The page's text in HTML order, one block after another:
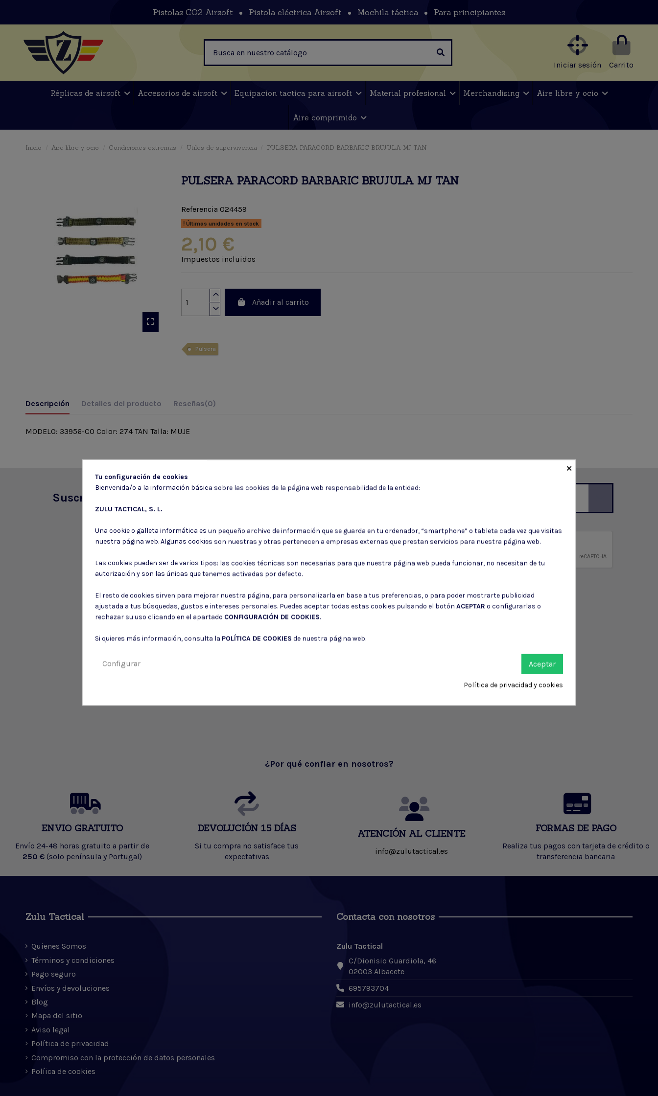
Pistolas CO2 Airsoft Pistola eléctrica Airsoft Mochila táctica Para principiantes
Iniciar sesión Carrito
Réplicas de airsoft Accesorios de airsoft Equipacion tactica para airsoft Material profesional Merchandising Aire libre y ocio
Aire comprimido
Inicio Aire libre y ocio Condiciones extremas Utiles de supervivencia PULSERA PARACORD BARBARIC BRUJULA MJ TAN
PULSERA PARACORD BARBARIC BRUJULA MJ TAN
Referencia 024459
Últimas unidades en stock
2,10 €
Impuestos incluidos
Añadir al carrito
Pulsera
Descripción Detalles del producto Reseñas(0)
MODELO: 33956-CO Color: 274 TAN Talla: MUJE
Suscríbete a nuestro boletín
Consiento el uso de mis datos para los fines indicados en laPolítica de privacidad
¿Por qué confiar en nosotros?
ENVIO GRATUITO
Envío 24-48 horas gratuito a partir de
250 € (solo península y Portugal)
DEVOLUCIÓN 15 DÍAS
Si tu compra no satisface tus
expectativas
ATENCIÓN AL CLIENTE
info@zulutactical.es
FORMAS DE PAGO
Realiza tus pagos con tarjeta de crédito o
transferencia bancaria
Zulu Tactical
Quienes Somos
Términos y condiciones
Pago seguro
Envíos y devoluciones
Blog
Mapa del sitio
Aviso legal
Política de privacidad
Compromiso con la protección de datos personales
Políica de cookies
Contacta con nosotros
Zulu Tactical
C/Dionisio Guardiola, 46
02003 Albacete
695793704
info@zulutactical.es
×
Tu configuración de cookies
Bienvenida/o a la información básica sobre las cookies de la página web responsabilidad de la entidad:
ZULU TACTICAL, S. L.
Una cookie o galleta informática es un pequeño archivo de información que se guarda en tu ordenador, “smartphone” o tableta cada vez que visitas
nuestra página web. Algunas cookies son nuestras y otras pertenecen a empresas externas que prestan servicios para nuestra página web.
Las cookies pueden ser de varios tipos: las cookies técnicas son necesarias para que nuestra página web pueda funcionar, no necesitan de tu
autorización y son las únicas que tenemos activadas por defecto.
El resto de cookies sirven para mejorar nuestra página, para personalizarla en base a tus preferencias, o para poder mostrarte publicidad
ajustada a tus búsquedas, gustos e intereses personales. Puedes aceptar todas estas cookies pulsando el botón ACEPTAR o configurarlas o
rechazar su uso clicando en el apartado CONFIGURACIÓN DE COOKIES.
Si quieres más información, consulta la POLÍTICA DE COOKIES de nuestra página web.
Aceptar
Configurar
Política de privacidad y cookies